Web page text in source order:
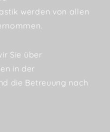
werden von allen
Sie über
in der
die Betreuung nach